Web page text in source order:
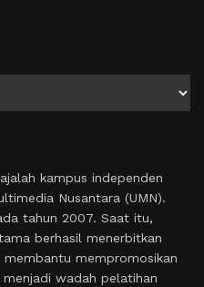
kampus independen
Nusantara (UMN).
tahun 2007. Saat itu,
berhasil menerbitkan
mempromosikan
wadah pelatihan